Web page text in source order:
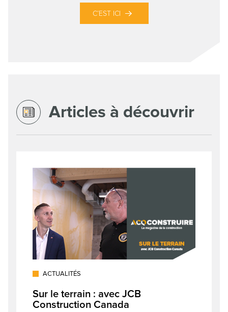
C’EST ICI
Articles à découvrir
ACTUALITÉS
Sur le terrain : avec JCB
Construction Canada